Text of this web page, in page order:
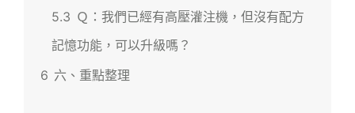
5.3 Ｑ：我們已經有高壓灌注機，但沒有配方
記憶功能，可以升級嗎？
6 六、重點整理